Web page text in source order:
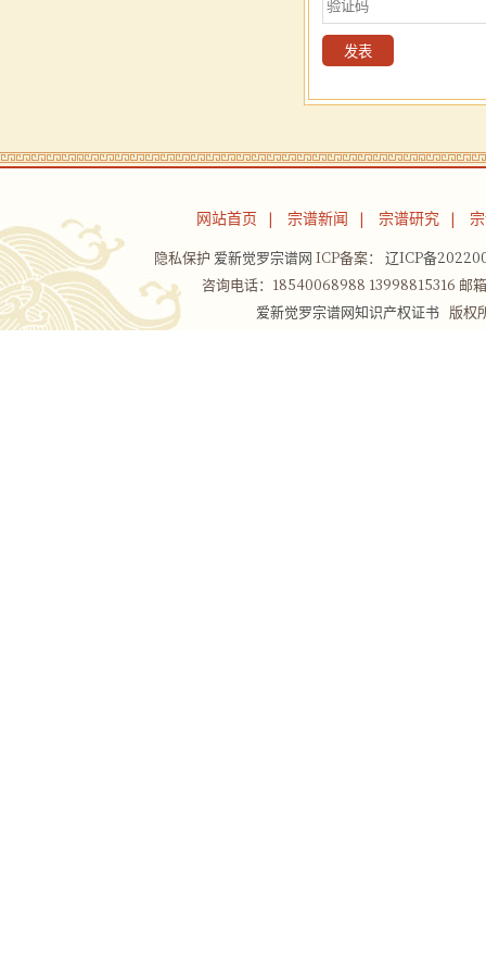
网站首页 宗谱新闻 宗谱研究
隐私保护 爱新觉罗宗谱网 ICP备案： 辽ICP备
咨询电话：18540068988 13998815316
爱新觉罗宗谱网知识产权证书版权